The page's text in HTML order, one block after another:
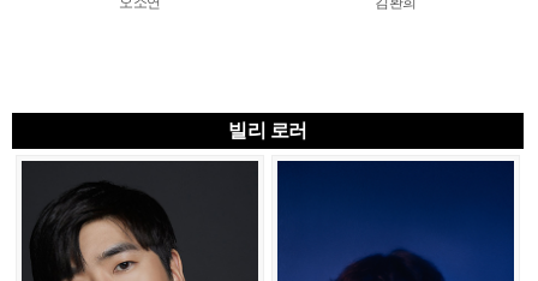
빌리 로러